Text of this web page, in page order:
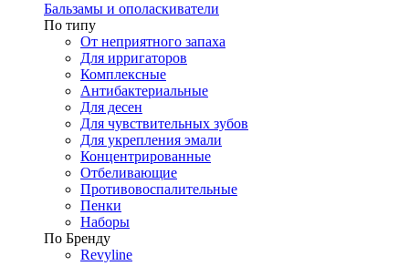
Бальзамы и ополаскиватели
По типу
От неприятного запаха
Для ирригаторов
Комплексные
Антибактериальные
Для десен
Для чувствительных зубов
Для укрепления эмали
Концентрированные
Отбеливающие
Противовоспалительные
Пенки
Наборы
По Бренду
Revyline